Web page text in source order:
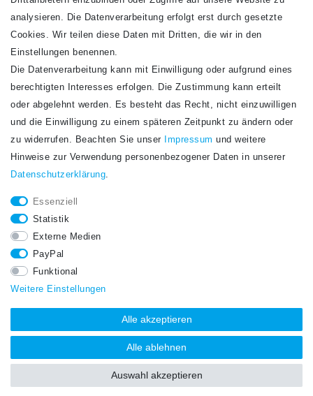
Newsletter
Honig
Hiermit bestätige ich, dass ich dieDaten­schutz­erklärunggelesen habe. Meine
STAY CONNECTED.
analysieren. Die Datenverarbeitung erfolgt erst durch gesetzte
Cookies. Wir teilen diese Daten mit Dritten, die wir in den
Einstellungen benennen.
Die Datenverarbeitung kann mit Einwilligung oder aufgrund eines
berechtigten Interesses erfolgen. Die Zustimmung kann erteilt
oder abgelehnt werden. Es besteht das Recht, nicht einzuwilligen
und die Einwilligung zu einem späteren Zeitpunkt zu ändern oder
zu widerrufen. Beachten Sie unser
Impressum und weitere
Hinweise zur Verwendung personenbezogener Daten in unserer
Daten­schutz­erklärung.
Essenziell
Statistik
Externe Medien
PayPal
Funktional
Weitere Einstellungen
Alle akzeptieren
Alle ablehnen
Auswahl akzeptieren